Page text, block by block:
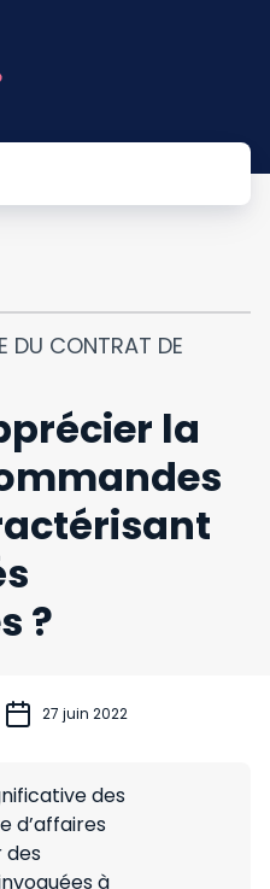
DU CONTRAT DE
la
?
27 juin 2022
des
d’affaires
des
à